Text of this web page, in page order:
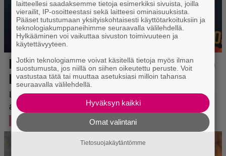
laitteellesi saadaksemme tietoja esimerkiksi sivuista, joilla
vierailit, IP-osoitteestasi sekä laitteesi ominaisuuksista.
Pääset tutustumaan yksityiskohtaisesti käyttötarkoituksiin ja
teknologiakumppaneihimme seuraavalla välilehdellä.
Hylkääminen voi vaikuttaa sivuston toimivuuteen ja
käytettävyyteen.
Jotkin teknologiamme voivat käsitellä tietoja myös ilman
suostumusta, jos niillä on siihen oikeutettu peruste. Voit
vastustaa tätä tai muuttaa asetuksiasi milloin tahansa
seuraavalla välilehdellä.
Hyväksyn kaikki
Omat valintani
Tietosuojakäytäntömme